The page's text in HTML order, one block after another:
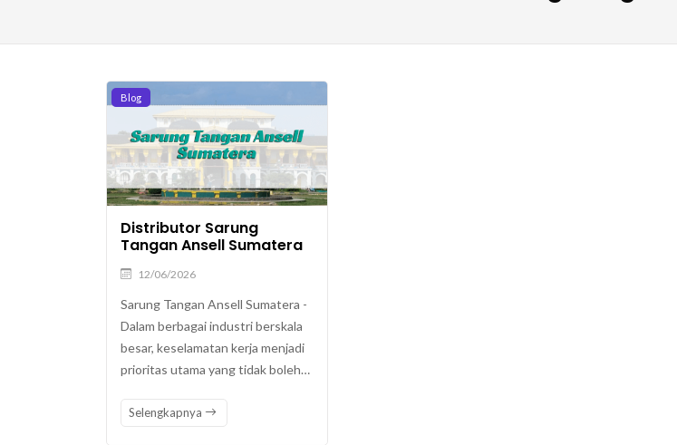
Blog
Distributor Sarung
Tangan Ansell Sumatera
12/06/2026
Sarung Tangan Ansell Sumatera -
Dalam berbagai industri berskala
besar, keselamatan kerja menjadi
prioritas utama yang tidak boleh…
Selengkapnya